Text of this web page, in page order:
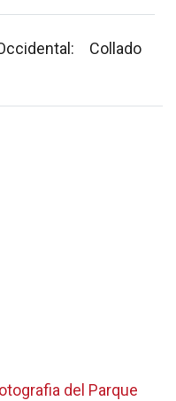
Collado
del Parque